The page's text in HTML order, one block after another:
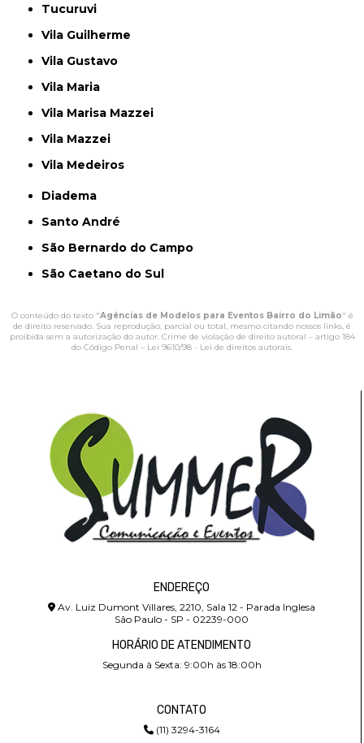
Tucuruvi
Vila Guilherme
Vila Gustavo
Vila Maria
Vila Marisa Mazzei
Vila Mazzei
Vila Medeiros
Diadema
Santo André
São Bernardo do Campo
São Caetano do Sul
O conteúdo do texto "Agências de Modelos para Eventos Bairro do Limão" é
de direito reservado. Sua reprodução, parcial ou total, mesmo citando nossos links, é
proibida sem a autorização do autor. Crime de violação de direito autoral – artigo 184
do Código Penal – Lei 9610/98 - Lei de direitos autorais.
ENDEREÇO
Av. Luiz Dumont Villares, 2210, Sala 12 - Parada Inglesa
São Paulo - SP - 02239-000
HORÁRIO DE ATENDIMENTO
Segunda à Sexta: 9:00h às 18:00h
CONTATO
(11) 3294-3164